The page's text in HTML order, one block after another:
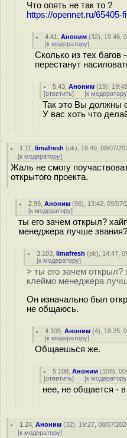
Что опять не так то ?
https://opennet.ru/65405-
4.41 ,Аноним (32), 19:46,
[к модератору]
Сколько из тех багов
перестанут
5.43 ,Аноним (19),
[ответить] [к модератору
Так это Вы должны
У вас хоть что
1.11 ,limafresh (ok), 18:49, 08/07/
[к модератору]
Жаль не смогу
открытого проекта.
2.99 ,Аноним (96), 13:42, 09/07/
[к модератору]
ты его зачем открыл?
менеджера лучше звания?
3.103 ,limafresh (ok), 14:47,
[к модератору]
> ты его зачем открыл?
клеймо менеджера
Он изначально был
не общаюсь.
4.105 ,Аноним (4), 18:25,
[к модератору]
Общаешься же.
5.108 ,Аноним (108),
[ответить] [к модератору
нее, не общается -
1.24 ,Аноним (32), 19:27, 08/07/
[к модератору]